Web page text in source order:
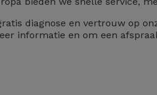
diagnose en vertrouw op
informatie en om een